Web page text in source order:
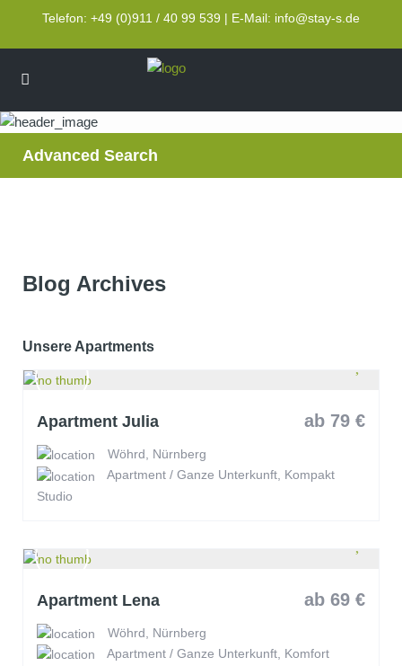
Telefon: +49 (0)911 / 40 99 539 | E-Mail: info@stay-s.de
Advanced Search
Blog Archives
Unsere Apartments
ab 79 €
Apartment Julia
Wöhrd, Nürnberg
Apartment / Ganze Unterkunft, Kompakt
Studio
ab 69 €
Apartment Lena
Wöhrd, Nürnberg
Apartment / Ganze Unterkunft, Komfort